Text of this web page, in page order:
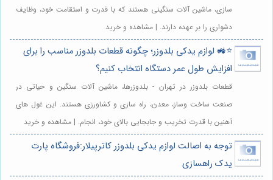
سازی، ماشین آلات سنگینی هستند که با قدرت و استقامت خود، وظایف
دشواری را بر عهده دارند. | مشاهده و خرید
⭐️🚜 لوازم یدکی بلدوزر؛ چگونه قطعات بلدوزر مناسب را برای
افزایش طول عمر دستگاه انتخاب کنیم؟
قطعات بلدوزر در تهران - بلدوزرها، ماشین آلات سنگین و حیاتی در
صنعت ساخت وساز، معدن، راه سازی و کشاورزی هستند. این غول های
آهنین با قدرت تخریب و جابجایی بالای خود، انجام. | مشاهده و خرید
توجه به اصالت لوازم یدکی بلدوزر کاترپیلار:فروشگاه پارت
یدک راهسازی